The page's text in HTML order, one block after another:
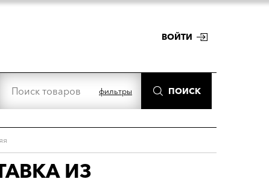
ВОЙТИ
фильтры ПОИСК
ИЗ